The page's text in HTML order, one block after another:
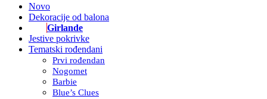
Novo
Dekoracije od balona
Girlande
Jestive pokrivke
Tematski rođendani
Prvi rođendan
Nogomet
Barbie
Blue’s Clues